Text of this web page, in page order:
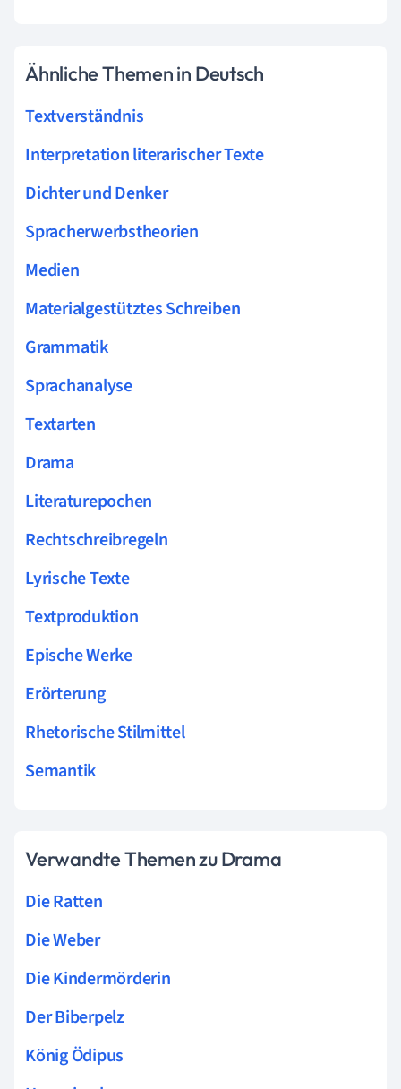
Ähnliche Themen in Deutsch
Textverständnis
Interpretation literarischer Texte
Dichter und Denker
Spracherwerbstheorien
Medien
Materialgestütztes Schreiben
Grammatik
Sprachanalyse
Textarten
Drama
Literaturepochen
Rechtschreibregeln
Lyrische Texte
Textproduktion
Epische Werke
Erörterung
Rhetorische Stilmittel
Semantik
Verwandte Themen zu Drama
Die Ratten
Die Weber
Die Kindermörderin
Der Biberpelz
König Ödipus